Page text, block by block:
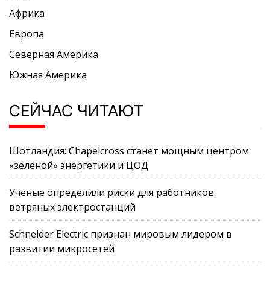
Африка
Европа
Северная Америка
Южная Америка
СЕЙЧАС ЧИТАЮТ
Шотландия: Chapelcross станет мощным центром
«зеленой» энергетики и ЦОД
Ученые определили риски для работников
ветряных электростанций
Schneider Electric признан мировым лидером в
развитии микросетей